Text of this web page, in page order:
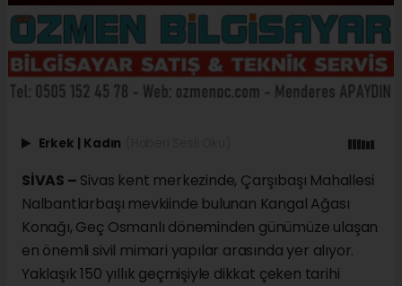
Erkek | Kadın
SİVAS – Sivas kent merkezinde, Çarşıbaşı Mahallesi
Nalbantlarbaşı mevkiinde bulunan Kangal Ağası
Konağı, Geç Osmanlı döneminden günümüze ulaşan
en önemli sivil mimari yapılar arasında yer alıyor.
Yaklaşık 150 yıllık geçmişiyle dikkat çeken tarihi